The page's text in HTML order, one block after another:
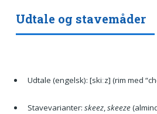
Udtale og stavemåder
Udtale (engelsk): [skiːz] (rim med
Stavevarianter: skeez,skeeze